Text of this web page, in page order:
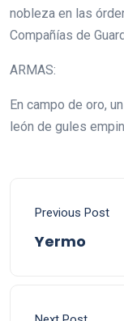
nobleza en las
Compañías de
ARMAS:
En campo de oro,
león de gules
Previous Post
Yermo